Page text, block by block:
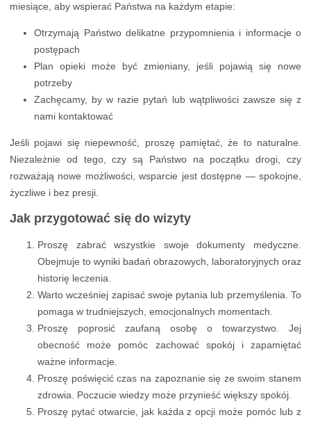
miesiące, aby wspierać Państwa na każdym etapie:
Otrzymają Państwo delikatne przypomnienia i informacje o
postępach
Plan opieki może być zmieniany, jeśli pojawią się nowe
potrzeby
Zachęcamy, by w razie pytań lub wątpliwości zawsze się z
nami kontaktować
Jeśli pojawi się niepewność, proszę pamiętać, że to naturalne.
Niezależnie od tego, czy są Państwo na początku drogi, czy
rozważają nowe możliwości, wsparcie jest dostępne — spokojne,
życzliwe i bez presji.
Jak przygotować się do wizyty
Proszę zabrać wszystkie swoje dokumenty medyczne.
Obejmuje to wyniki badań obrazowych, laboratoryjnych oraz
historię leczenia.
Warto wcześniej zapisać swoje pytania lub przemyślenia. To
pomaga w trudniejszych, emocjonalnych momentach.
Proszę poprosić zaufaną osobę o towarzystwo. Jej
obecność może pomóc zachować spokój i zapamiętać
ważne informacje.
Proszę poświęcić czas na zapoznanie się ze swoim stanem
zdrowia. Poczucie wiedzy może przynieść większy spokój.
Proszę pytać otwarcie, jak każda z opcji może pomóc lub z